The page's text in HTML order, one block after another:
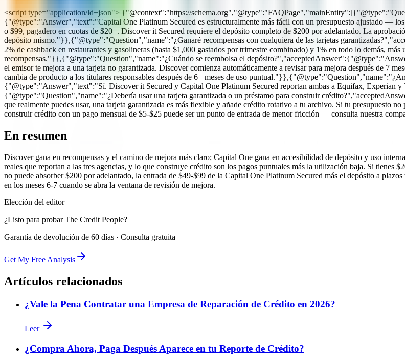
<script type="application/ld+json"> {"@context":"https://
{"@type":"Answer","text":"Capital One Platinum Secured es estructuralmente más fácil con un presupuesto ajustado —
o $99, pagadero en cuotas de $20+. Discover it Secured requiere el depósito completo de $200 por adelantado. La
depósito mismo."}},{"@type":"Question","name":"¿Ganaré recompensas con cualquiera de las tarjetas
2% de cashback en restaurantes y gasolineras (hasta $1,000 gastados por trimestre combinado) y 1% en todo lo demás,
recompensas."}},{"@type":"Question","name":"¿Cuándo se reembolsa el
el emisor te mejora a una tarjeta no garantizada. Discover comienza automáticamente a revisar para mejora después de 7
cambia de producto a los titulares responsables después de 6+ meses de uso
{"@type":"Answer","text":"Sí. Discover it Secured y Capital One Platinum Secured reportan ambas a Equifax, Experian
{"@type":"Question","name":"¿Debería usar una tarjeta garantizada o un préstamo para construir
que realmente puedes usar, una tarjeta garantizada es más flexible y añade crédito rotativo a tu archivo. Si tu presupuesto
construir crédito con un pago mensual de $5-$25 puede ser un punto de entrada de menor fricción — consulta nuestra
En resumen
Discover gana en recompensas y el camino de mejora más claro; Capital One gana en accesibilidad de depósito y uso
reales que reportan a las tres agencias, y lo que construye crédito son los pagos puntuales más la utilización baja. Si tienes
no puede absorber $200 por adelantado, la entrada de $49-$99 de la Capital One Platinum Secured más el depósito a
en los meses 6-7 cuando se abra la ventana de revisión de mejora.
Elección del editor
¿Listo para probar The Credit People?
Garantía de devolución de 60 días · Consulta gratuita
Get My Free Analysis
Artículos relacionados
¿Vale la Pena Contratar una Empresa de Reparación de Crédito en 2026?
Leer
¿Compra Ahora, Paga Después Aparece en tu Reporte de Crédito?